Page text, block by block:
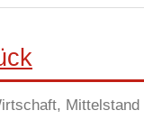
Mittelstand